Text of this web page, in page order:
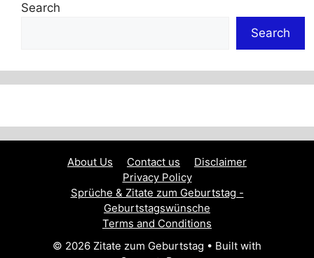
Search
Search
About Us Contact us
Disclaimer
Privacy Policy
Sprüche & Zitate zum Geburtstag -
Geburtstagswünsche
Terms and Conditions
© 2026 Zitate zum Geburtstag • Built with